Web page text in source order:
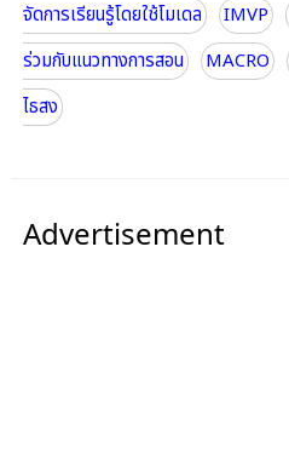
จัดการเรียนรู้โดยใช้โมเดล
IMVP
ร่วมกับแนวทางการสอน
MACRO
ไธสง
Advertisement